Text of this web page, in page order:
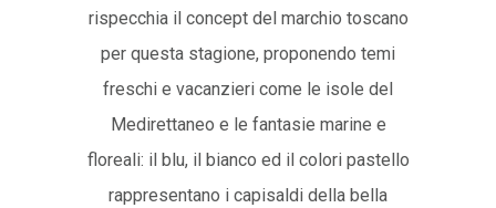
rispecchia il concept del marchio toscano
per questa stagione, proponendo temi
freschi e vacanzieri come le isole del
Medirettaneo e le fantasie marine e
floreali: il blu, il bianco ed il colori pastello
rappresentano i capisaldi della bella